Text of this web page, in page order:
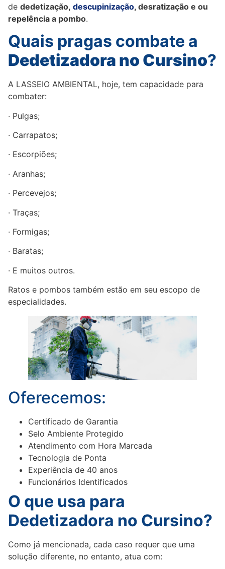
de dedetização, descupinização, desratização e ou
repelência a pombo.
Quais pragas combate a
Dedetizadora no Cursino?
A LASSEIO AMBIENTAL, hoje, tem capacidade para
combater:
· Pulgas;
· Carrapatos;
· Escorpiões;
· Aranhas;
· Percevejos;
· Traças;
· Formigas;
· Baratas;
· E muitos outros.
Ratos e pombos também estão em seu escopo de
especialidades.
Oferecemos:
Certificado de Garantia
Selo Ambiente Protegido
Atendimento com Hora Marcada
Tecnologia de Ponta
Experiência de 40 anos
Funcionários Identificados
O que usa para
Dedetizadora no Cursino?
Como já mencionada, cada caso requer que uma
solução diferente, no entanto, atua com: